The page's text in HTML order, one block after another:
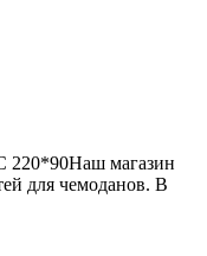
220*90Наш магазин
для чемоданов. В